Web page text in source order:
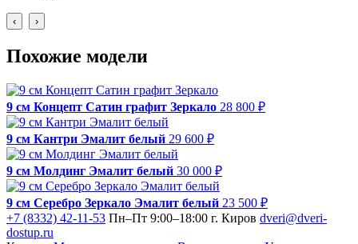
‹ ›
Похожие модели
9 см Концепт Сатин графит Зеркало 28 800 ₽
9 см Кантри Эмалит белый 29 600 ₽
9 см Молдинг Эмалит белый 30 000 ₽
9 см Серебро Зеркало Эмалит белый 23 500 ₽
+7 (8332) 42-11-53 Пн–Пт 9:00–18:00 г. Киров dveri@dveri-
dostup.ru